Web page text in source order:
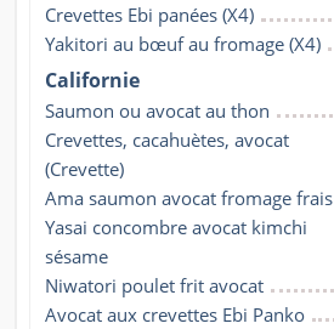
Crevettes Ebi panées (X4)
Yakitori au bœuf au fromage (X4)
Californie
Saumon ou avocat au thon
Crevettes, cacahuètes, avocat
(Crevette)
Ama saumon avocat fromage frais
Yasai concombre avocat kimchi
sésame
Niwatori poulet frit avocat
Avocat aux crevettes Ebi Panko